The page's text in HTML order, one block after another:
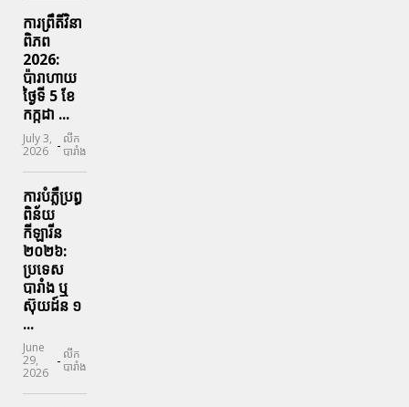
ការព្រឹតិ៍វិនា
ពិភព
2026:
ប៉ារាហាយ
ថ្ងៃទី 5 ខែ
កក្កដា ...
July 3,
2026 - លីក
បារាំង
ការបំភ្លឺប្រព្ធ​
ពិន័យ​
កីឡារីន​
២០២៦:
ប្រទេស​
បារាំង​ ឬ​
ស៊ុយដ៍ន​ ១
...
June
29,
2026
- លីក
បារាំង